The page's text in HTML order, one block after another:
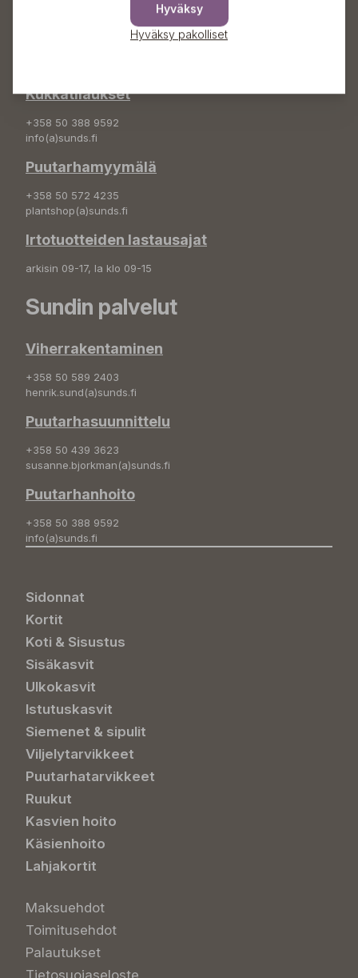
Kukkatilaukset
+358 50 388 9592
info(a)sunds.fi
Puutarhamyymälä
+358 50 572 4235
plantshop(a)sunds.fi
Irtotuotteiden lastausajat
arkisin 09-17, la klo 09-15
Sundin palvelut
Viherrakentaminen
+358 50 589 2403
henrik.sund(a)sunds.fi
Puutarhasuunnittelu
+358 50 439 3623
susanne.bjorkman(a)sunds.fi
Puutarhanhoito
+358 50 388 9592
info(a)sunds.fi
Sidonnat
Kortit
Koti & Sisustus
Sisäkasvit
Ulkokasvit
Istutuskasvit
Siemenet & sipulit
Viljelytarvikkeet
Puutarhatarvikkeet
Ruukut
Kasvien hoito
Käsienhoito
Lahjakortit
Maksuehdot
Toimitusehdot
Palautukset
Hyväksy
Hyväksy pakolliset